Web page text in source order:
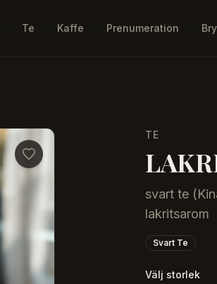
Te Kaffe Prenumeration
TE
svart te
lakritsarom
Svart Te
Välj storlek